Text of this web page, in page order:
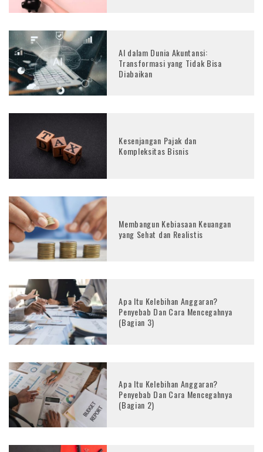
AI dalam Dunia Akuntansi:
Transformasi yang Tidak Bisa
Diabaikan
Kesenjangan Pajak dan
Kompleksitas Bisnis
Membangun Kebiasaan Keuangan
yang Sehat dan Realistis
Apa Itu Kelebihan Anggaran?
Penyebab Dan Cara Mencegahnya
(Bagian 3)
Apa Itu Kelebihan Anggaran?
Penyebab Dan Cara Mencegahnya
(Bagian 2)